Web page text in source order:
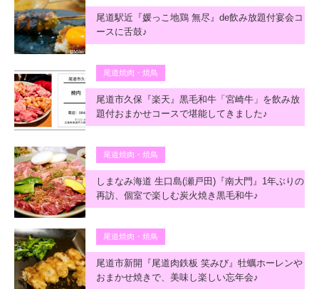
尾道駅近『媛っこ地鶏 無尽』de飲み放題付宴会コ
ースに舌鼓♪
尾道焼肉・焼鳥
尾道市久保『楽天』黒毛和牛「宮崎牛」を飲み放
題付おまかせコースで堪能してきました♪
尾道焼肉・焼鳥
しまなみ海道 生口島(瀬戸田)『南大門』1年ぶりの
再訪、個室で楽しむ炭火焼き黒毛和牛♪
尾道焼肉・焼鳥
尾道市新開『尾道肉鉄板 笑みび』牡蠣ホーレンや
おまかせ焼きで、美味し楽しい忘年会♪